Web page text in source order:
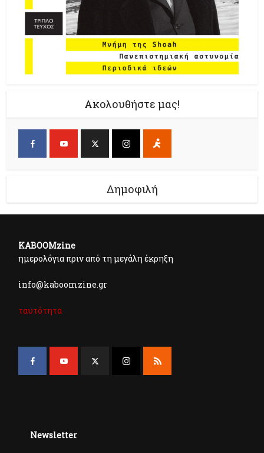
Ακολουθήστε μας!
Δημοφιλή
KABOOMzine
ημερολόγια πριν από τη μεγάλη έκρηξη
info@kaboomzine.gr
ταυτότητα
Newsletter